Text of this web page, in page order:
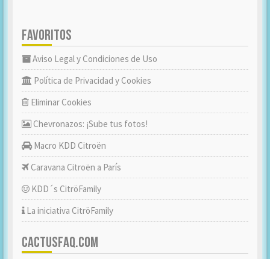
FAVORITOS
Aviso Legal y Condiciones de Uso
Política de Privacidad y Cookies
Eliminar Cookies
Chevronazos: ¡Sube tus fotos!
Macro KDD Citroën
Caravana Citroën a París
KDD´s CitröFamily
La iniciativa CitröFamily
CACTUSFAQ.COM